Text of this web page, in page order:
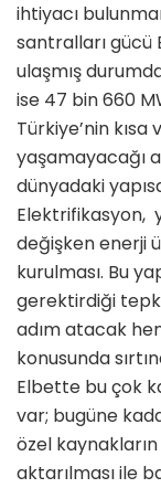
ihtiyacı
santralları gücü
ulaşmış
ise 47 bin 660
Türkiye’nin kısa
yaşamayacağı
dünyadaki
Elektrifikasyon,
değişken enerji
kurulması. Bu
gerektirdiği
adım atacak
konusunda
Elbette bu çok
var; bugüne
özel
aktarılması ile